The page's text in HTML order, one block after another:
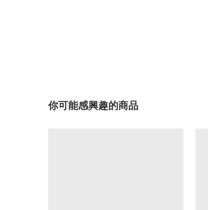
你可能感興趣的商品